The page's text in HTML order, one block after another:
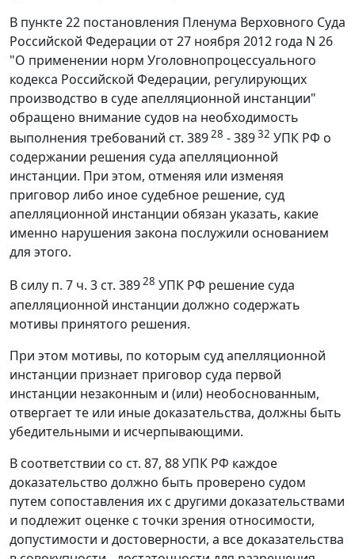
В пункте 22 постановления Пленума Верховного Суда
Российской Федерации от 27 ноября 2012 года N 26
"О применении норм Уголовнопроцессуального
кодекса Российской Федерации, регулирующих
производство в суде апелляционной инстанции"
обращено внимание судов на необходимость
выполнения требований ст. 38928 - 38932 УПК РФ о
содержании решения суда апелляционной
инстанции. При этом, отменяя или изменяя
приговор либо иное судебное решение, суд
апелляционной инстанции обязан указать, какие
именно нарушения закона послужили основанием
для этого.
В силу п. 7 ч. 3 ст. 38928 УПК РФ решение суда
апелляционной инстанции должно содержать
мотивы принятого решения.
При этом мотивы, по которым суд апелляционной
инстанции признает приговор суда первой
инстанции незаконным и (или) необоснованным,
отвергает те или иные доказательства, должны быть
убедительными и исчерпывающими.
В соответствии со ст. 87, 88 УПК РФ каждое
доказательство должно быть проверено судом
путем сопоставления их с другими доказательствами
и подлежит оценке с точки зрения относимости,
допустимости и достоверности, а все доказательства